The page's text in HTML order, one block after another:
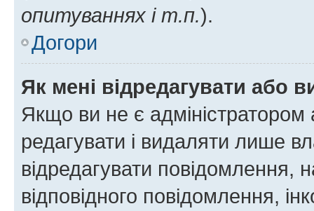
опитуваннях і т.п.).
Догори
Як мені відредагувати або
Якщо ви не є
редагувати і видаляти лише
відредагувати повідомлення,
відповідного повідомлення,